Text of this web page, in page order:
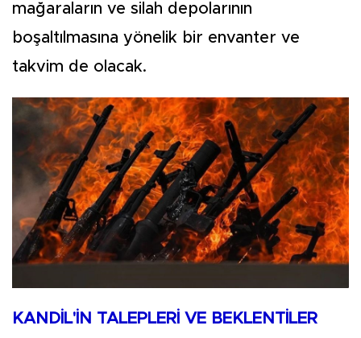
mağaraların ve silah depolarının
boşaltılmasına yönelik bir envanter ve
takvim de olacak.
KANDİL'İN TALEPLERİ VE BEKLENTİLER